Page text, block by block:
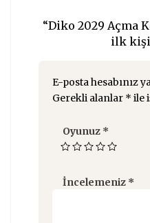
“Diko 2029 Açma
ilk
E-posta hesabınız
Gerekli alanlar * ile
Oyunuz *
İncelemeniz *